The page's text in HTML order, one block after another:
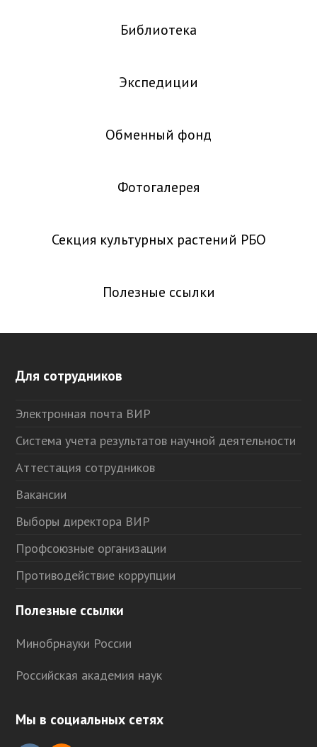
Библиотека
Экспедиции
Обменный фонд
Фотогалерея
Секция культурных растений РБО
Полезные ссылки
Для сотрудников
Электронная почта ВИР
Система учета результатов научной деятельности
Аттестация сотрудников
Вакансии
Выборы директора ВИР
Профсоюзные организации
Противодействие коррупции
Полезные ссылки
Минобрнауки России
Российская академия наук
Мы в социальных сетях